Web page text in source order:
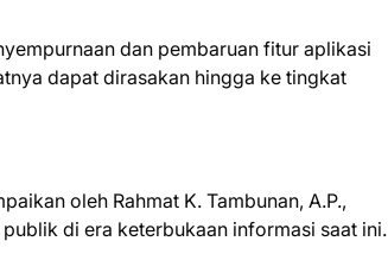
dan pembaruan fitur aplikasi
dapat dirasakan hingga ke tingkat
oleh Rahmat K. Tambunan, A.P.,
di era keterbukaan informasi saat ini.